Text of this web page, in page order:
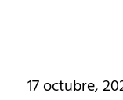
17 octubre,